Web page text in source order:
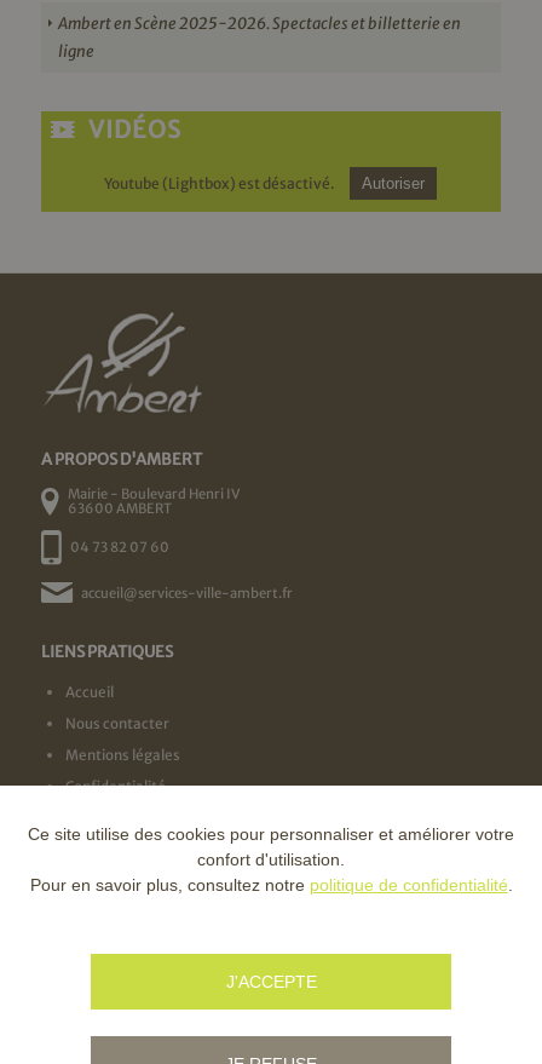
Ambert en Scène 2025-2026. Spectacles et billetterie en
ligne
VIDÉOS
Youtube (Lightbox) est désactivé. Autoriser
A PROPOS D'AMBERT
Mairie - Boulevard Henri IV
63600 AMBERT
04 73 82 07 60
accueil@services-ville-ambert.fr
LIENS PRATIQUES
Accueil
Nous contacter
Mentions légales
Confidentialité
NOS LABELS
Ce site utilise des cookies pour personnaliser et améliorer votre
confort d'utilisation.
Pour en savoir plus, consultez notre politique de confidentialité
J'ACCEPTE